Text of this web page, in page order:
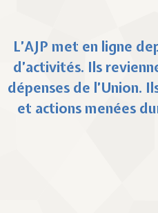
L’AJP met en ligne
d’activités. Ils
dépenses de l’Union.
et actions menées